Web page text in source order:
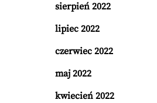
sierpień 2022
lipiec 2022
czerwiec 2022
maj 2022
kwiecień 2022